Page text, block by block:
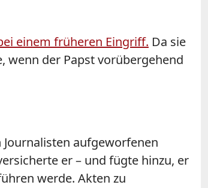
einem früheren Eingriff. Da sie
wenn der Papst vorübergehend
aufgeworfenen
er – und fügte hinzu, er
werde. Akten zu